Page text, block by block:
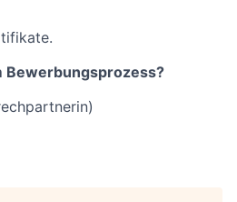
Bewerbungsprozess?